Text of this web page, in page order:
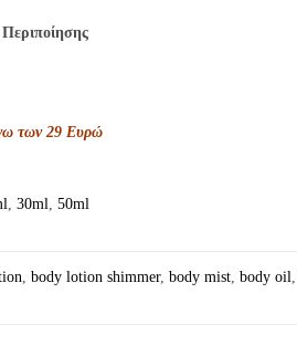
των 29 Ευρώ
, 30ml, 50ml
, body lotion shimmer, body mist, body oil,